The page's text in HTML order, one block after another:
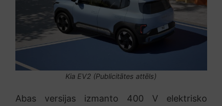
Kia EV2 (Publicitātes attēls)
Abas versijas izmanto 400 V elektrisko